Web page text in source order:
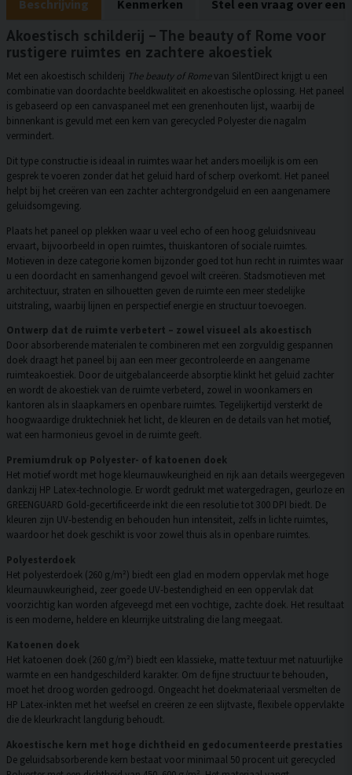
Beschrijving Kenmerken Stel een vraag over een
Akoestisch schilderij – The beauty of Rome voor
rustigere ruimtes en zachtere akoestiek
Met een akoestisch schilderij The beauty of Romevan SilentDirect krijgt u een
combinatie van doordachte beeldkwaliteit en akoestische oplossing. Het paneel
is gebaseerd op een canvaspaneel met een grenenhouten lijst, waarbij de
binnenkant is gevuld met een kern van gerecycled Polyester die nagalm
vermindert.
Dit type constructie is ideaal in ruimtes waar het anders moeilijk is om een
gesprek te voeren zonder dat het geluid hard of scherp overkomt. Het paneel
helpt bij het creëren van een zachter achtergrondgeluid en een aangenamere
geluidsomgeving.
Plaats het paneel op plekken waar u veel echo of een hoog geluidsniveau
ervaart, bijvoorbeeld in open ruimtes, thuiskantoren of sociale ruimtes.
Motieven in deze categorie komen bijzonder goed tot hun recht in ruimtes waar
u een doordacht en samenhangend gevoel wilt creëren. Stadsmotieven met
architectuur, straten en silhouetten geven de ruimte een meer stedelijke
uitstraling, waarbij lijnen en perspectief energie en structuur toevoegen.
Ontwerp dat de ruimte verbetert – zowel visueel als akoestisch
Door absorberende materialen te combineren met een zorgvuldig gespannen
doek draagt het paneel bij aan een meer gecontroleerde en aangename
ruimteakoestiek. Door de uitgebalanceerde absorptie klinkt het geluid zachter
en wordt de akoestiek van de ruimte verbeterd, zowel in woonkamers en
kantoren als in slaapkamers en openbare ruimtes. Tegelijkertijd versterkt de
hoogwaardige druktechniek het licht, de kleuren en de details van het motief,
wat een harmonieus gevoel in de ruimte geeft.
Premiumdruk op Polyester- of katoenen doek
Het motief wordt met hoge kleurnauwkeurigheid en rijk aan details weergegeven
dankzij HP Latex-technologie. Er wordt gedrukt met watergedragen, geurloze en
GREENGUARD Gold-gecertificeerde inkt die een resolutie tot 300 DPI biedt. De
kleuren zijn UV-bestendig en behouden hun intensiteit, zelfs in lichte ruimtes,
waardoor het doek geschikt is voor zowel thuis als in openbare ruimtes.
Polyesterdoek
Het polyesterdoek (260 g/m²) biedt een glad en modern oppervlak met hoge
kleurnauwkeurigheid, zeer goede UV-bestendigheid en een oppervlak dat
voorzichtig kan worden afgeveegd met een vochtige, zachte doek. Het resultaat
is een moderne, heldere en kleurrijke uitstraling die lang meegaat.
Katoenen doek
Het katoenen doek (260 g/m²) biedt een klassieke, matte textuur met natuurlijke
warmte en een handgeschilderd karakter. Om de fijne structuur te behouden,
moet het droog worden gedroogd. Ongeacht het doekmateriaal versmelten de
HP Latex-inkten met het weefsel en creëren ze een slijtvaste, flexibele oppervlakte
die de kleurkracht langdurig behoudt.
Akoestische kern met hoge dichtheid en gedocumenteerde prestaties
De geluidsabsorberende kern bestaat voor minimaal 50 procent uit gerecycled